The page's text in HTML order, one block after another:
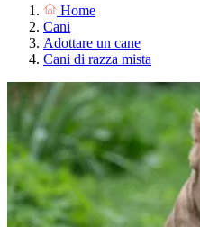
Home
Cani
Adottare un cane
Cani di razza mista